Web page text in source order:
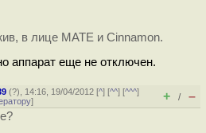
в лице MATE и Cinnamon.
аппарат еще не отключен.
(?), 14:16, 19/04/2012 [^] [^^] [^^^]
] + / –